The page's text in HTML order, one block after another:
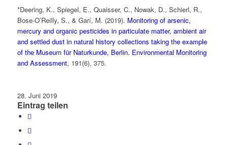
*Deering, K., Spiegel, E., Quaisser, C., Nowak, D., Schierl, R.,
Bose-O’Reilly, S., & Garí, M. (2019). Monitoring of arsenic,
mercury and organic pesticides in particulate matter, ambient air
and settled dust in natural history collections taking the example
of the Museum für Naturkunde, Berlin. Environmental Monitoring
and Assessment, 191(6), 375.
28. Juni 2019
Eintrag teilen